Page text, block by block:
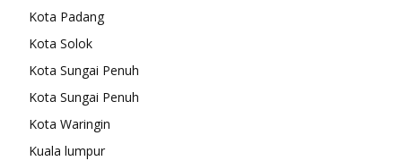
Kota Padang
Kota Solok
Kota Sungai Penuh
Kota Sungai Penuh
Kota Waringin
Kuala lumpur